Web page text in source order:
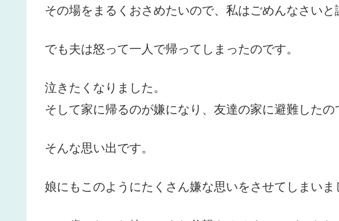
その場をまるくおさめたいので、私はごめんなさいと
でも夫は怒って一人で帰ってしまったのです。
泣きたくなりました。
そして家に帰るのが嫌になり、友達の家に避難したの
そんな思い出です。
娘にもこのようにたくさん嫌な思いをさせてしまいま